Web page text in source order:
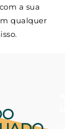
a sua
qualquer